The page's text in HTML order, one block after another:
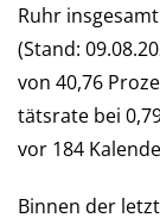
Ruhr ins­ge­samt
(Stand:
von 40,76
täts­rate bei
vor 184
Binnen der